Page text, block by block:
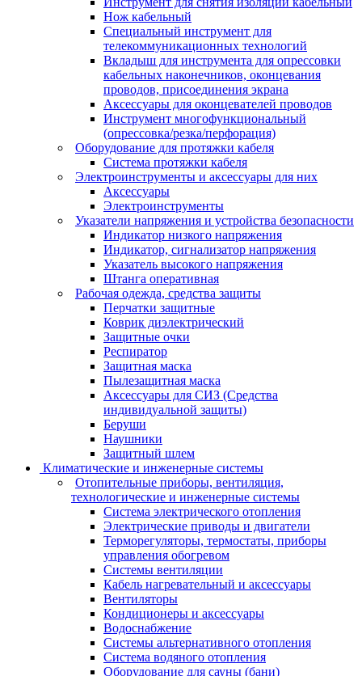
Нож кабельный
Специальный инструмент для
телекоммуникационных технологий
Вкладыш для инструмента для опрессовки
кабельных наконечников, оконцевания
проводов, присоединения экрана
Аксессуары для оконцевателей проводов
Инструмент многофункциональный
(опрессовка/резка/перфорация)
Оборудование для протяжки кабеля
Система протяжки кабеля
Электроинструменты и аксессуары для них
Аксессуары
Электроинструменты
Указатели напряжения и устройства безопасности
Индикатор низкого напряжения
Индикатор, сигнализатор напряжения
Указатель высокого напряжения
Штанга оперативная
Рабочая одежда, средства защиты
Перчатки защитные
Коврик диэлектрический
Защитные очки
Респиратор
Защитная маска
Пылезащитная маска
Аксессуары для СИЗ (Средства
индивидуальной защиты)
Беруши
Наушники
Защитный шлем
Климатические и инженерные системы
Отопительные приборы, вентиляция,
технологические и инженерные системы
Система электрического отопления
Электрические приводы и двигатели
Терморегуляторы, термостаты, приборы
управления обогревом
Системы вентиляции
Кабель нагревательный и аксессуары
Вентиляторы
Кондиционеры и аксессуары
Водоснабжение
Системы альтернативного отопления
Система водяного отопления
Оборудование для сауны (бани)